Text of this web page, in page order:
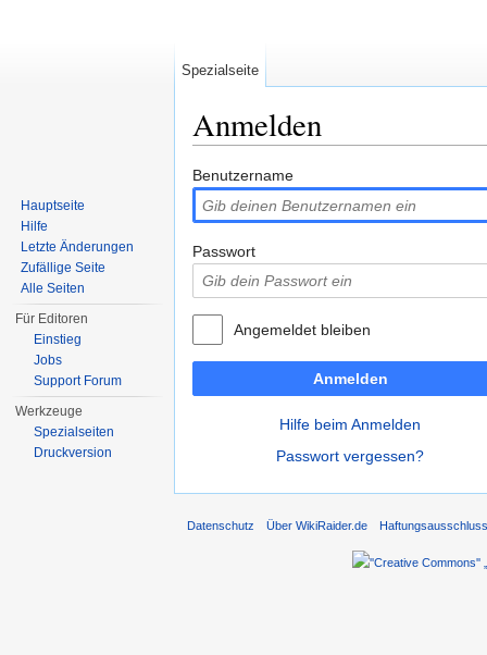
Anmelden
Benutzername
Passwort
Angemeldet bleiben
Anmelden
Hilfe beim Anmelden
Passwort vergessen?
Spezialseite
Hauptseite
Hilfe
Letzte Änderungen
Zufällige Seite
Alle Seiten
Für Editoren
Einstieg
Jobs
Support Forum
Werkzeuge
Spezialseiten
Druckversion
Datenschutz Über WikiRaider.de